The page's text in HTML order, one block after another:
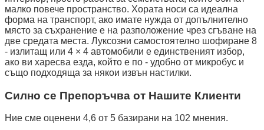
малко повече пространство. Хората носи са идеална
форма на транспорт, ако имате нужда от допълнително
място за съхранение е на разположение чрез сгъване на
две средата места. Луксозни самостоятелно шофиране 8
- излитащ или 4 × 4 автомобили е единственият избор,
ако ви харесва езда, който е по - удобно от микробус и
също подходяща за някои извън настилки.
Силно се Препоръчва от Нашите Клиенти
Ние сме оценени 4,6 от 5 базирани на 102 мнения.